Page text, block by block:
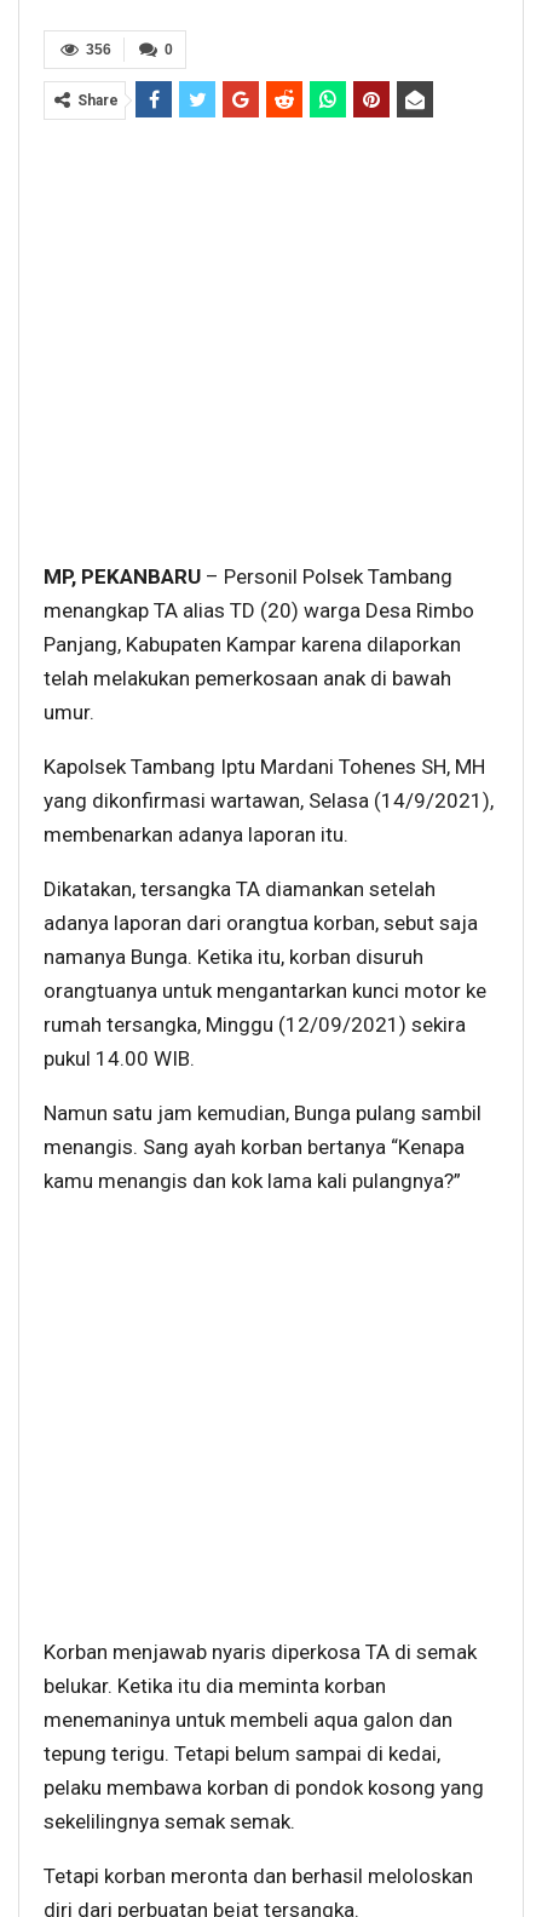
0
356
Share
MP, PEKANBARU – Personil Polsek Tambang
menangkap TA alias TD (20) warga Desa Rimbo
Panjang, Kabupaten Kampar karena dilaporkan
telah melakukan pemerkosaan anak di bawah
umur.
Kapolsek Tambang Iptu Mardani Tohenes SH, MH
yang dikonfirmasi wartawan, Selasa (14/9/2021),
membenarkan adanya laporan itu.
Dikatakan, tersangka TA diamankan setelah
adanya laporan dari orangtua korban, sebut saja
namanya Bunga. Ketika itu, korban disuruh
orangtuanya untuk mengantarkan kunci motor ke
rumah tersangka, Minggu (12/09/2021) sekira
pukul 14.00 WIB.
Namun satu jam kemudian, Bunga pulang sambil
menangis. Sang ayah korban bertanya “Kenapa
kamu menangis dan kok lama kali pulangnya?”
Korban menjawab nyaris diperkosa TA di semak
belukar. Ketika itu dia meminta korban
menemaninya untuk membeli aqua galon dan
tepung terigu. Tetapi belum sampai di kedai,
pelaku membawa korban di pondok kosong yang
sekelilingnya semak semak.
Tetapi korban meronta dan berhasil meloloskan
diri dari perbuatan bejat tersangka.